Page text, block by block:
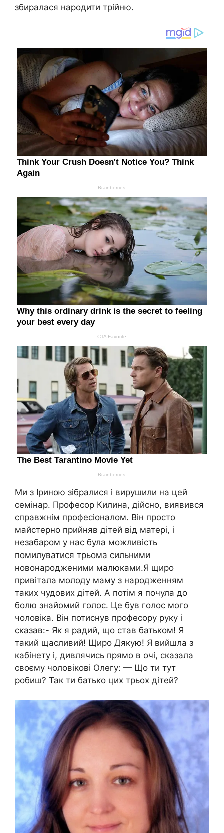
збиралася народити трійню.
Ми з Іриною зібралися і вирушили на цей
семінар. Професор Килина, дійсно, виявився
справжнім професіоналом. Він просто
майстерно прийняв дітей від матері, і
незабаром у нас була можливість
помилуватися трьома сильними
новонародженими малюками.Я щиро
привітала молоду маму з народженням
таких чудових дітей. А потім я почула до
болю знайомий голос. Це був голос мого
чоловіка. Він потиснув професору руку і
сказав:- Як я радий, що став батьком! Я
такий щасливий! Щиро Дякую! Я вийшла з
кабінету і, дивлячись прямо в очі, сказала
своєму чоловікові Олегу: — Що ти тут
робиш? Так ти батько цих трьох дітей?